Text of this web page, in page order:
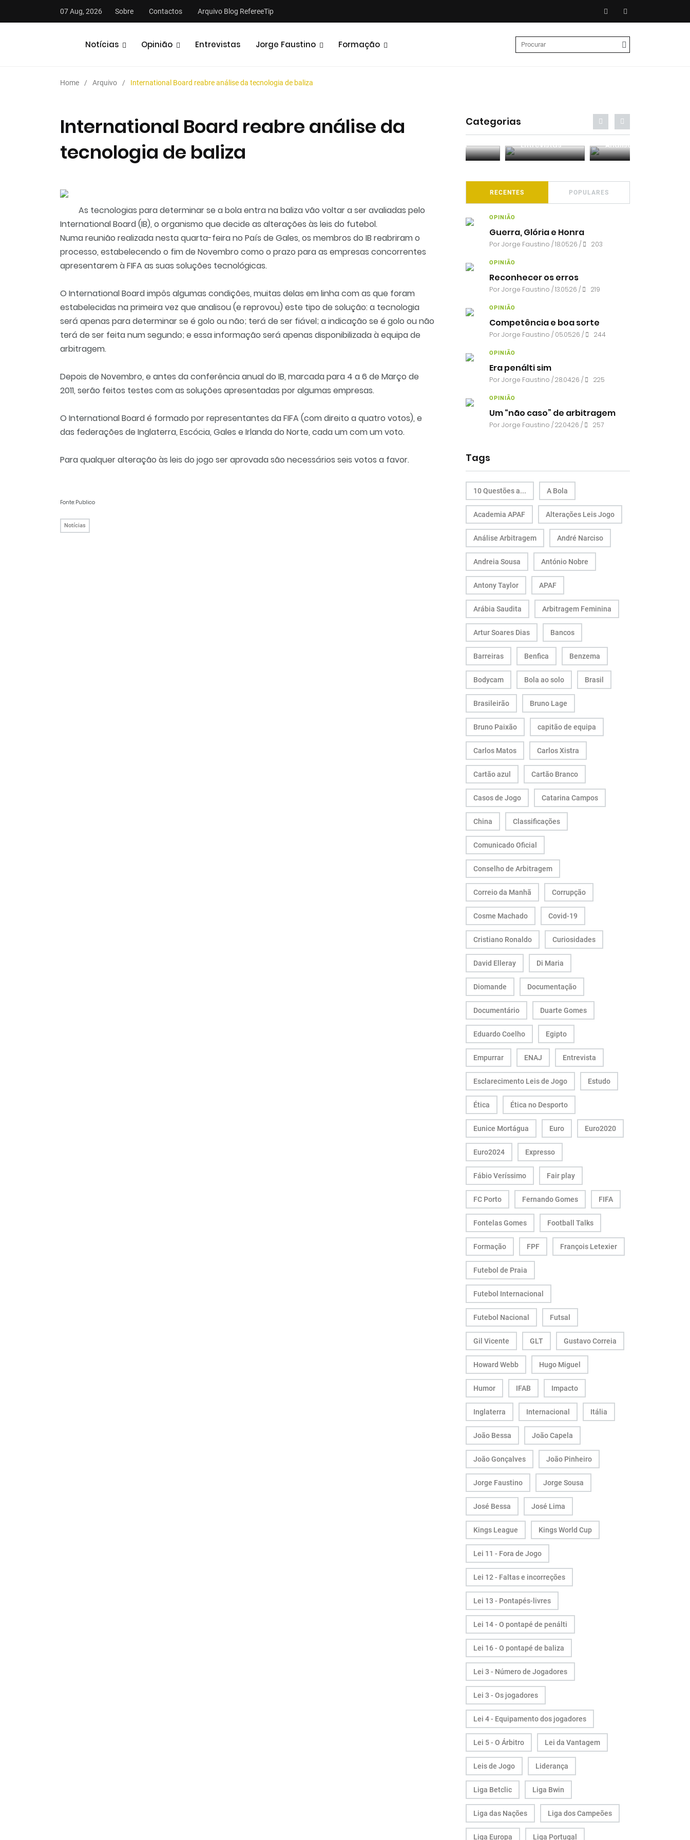
07 Aug, 2026 Sobre Contactos Arquivo Blog RefereeTip
Notícias Opinião Entrevistas Jorge Faustino Formação
Home Arquivo International Board reabre análise da tecnologia de baliza
International Board reabre análise da
tecnologia de baliza
As tecnologias para determinar se a bola entra na baliza vão voltar a ser avaliadas pelo
International Board (IB), o organismo que decide as alterações às leis do futebol.
Numa reunião realizada nesta quarta-feira no País de Gales, os membros do IB reabriram o
processo, estabelecendo o fim de Novembro como o prazo para as empresas concorrentes
apresentarem à FIFA as suas soluções tecnológicas.
O International Board impôs algumas condições, muitas delas em linha com as que foram
estabelecidas na primeira vez que analisou (e reprovou) este tipo de solução: a tecnologia
será apenas para determinar se é golo ou não; terá de ser fiável; a indicação se é golo ou não
terá de ser feita num segundo; e essa informação será apenas disponibilizada à equipa de
arbitragem.
Depois de Novembro, e antes da conferência anual do IB, marcada para 4 a 6 de Março de
2011, serão feitos testes com as soluções apresentadas por algumas empresas.
O International Board é formado por representantes da FIFA (com direito a quatro votos), e
das federações de Inglaterra, Escócia, Gales e Irlanda do Norte, cada um com um voto.
Para qualquer alteração às leis do jogo ser aprovada são necessários seis votos a favor.
Fonte: Publico
Notícias
Categorias
Análises Podcasts Entrevistas Análises
RECENTES POPULARES
OPINIÃO
Guerra, Glória e Honra
PorJorge Faustino / 18.05.26 / 203
OPINIÃO
Reconhecer os erros
PorJorge Faustino / 13.05.26 / 219
OPINIÃO
Competência e boa sorte
PorJorge Faustino / 05.05.26 / 244
OPINIÃO
Era penálti sim
PorJorge Faustino / 28.04.26 / 225
OPINIÃO
Um “não caso” de arbitragem
PorJorge Faustino / 22.04.26 / 257
Tags
10 Questões a... A Bola
Academia APAF Alterações Leis Jogo
Análise Arbitragem André Narciso
Andreia Sousa António Nobre
Antony Taylor APAF
Arábia Saudita Arbitragem Feminina
Artur Soares Dias Bancos
Barreiras Benfica Benzema
Bodycam Bola ao solo Brasil
Brasileirão Bruno Lage
Bruno Paixão capitão de equipa
Carlos Matos Carlos Xistra
Cartão azul Cartão Branco
Casos de Jogo Catarina Campos
China Classificações
Comunicado Oficial
Conselho de Arbitragem
Correio da Manhã Corrupção
Cosme Machado Covid-19
Cristiano Ronaldo Curiosidades
David Elleray Di Maria
Diomande Documentação
Documentário Duarte Gomes
Eduardo Coelho Egipto
Empurrar ENAJ Entrevista
Esclarecimento Leis de Jogo Estudo
Ética Ética no Desporto
Eunice Mortágua Euro Euro2020
Euro2024 Expresso
Fábio Veríssimo Fair play
FC Porto Fernando Gomes FIFA
Fontelas Gomes Football Talks
Formação FPF François Letexier
Futebol de Praia
Futebol Internacional
Futebol Nacional Futsal
Gil Vicente GLT Gustavo Correia
Howard Webb Hugo Miguel
Humor IFAB Impacto
Inglaterra Internacional Itália
João Bessa João Capela
João Gonçalves João Pinheiro
Jorge Faustino Jorge Sousa
José Bessa José Lima
Kings League Kings World Cup
Lei 11 - Fora de Jogo
Lei 12 - Faltas e incorreções
Lei 13 - Pontapés-livres
Lei 14 - O pontapé de penálti
Lei 16 - O pontapé de baliza
Lei 3 - Número de Jogadores
Lei 3 - Os jogadores
Lei 4 - Equipamento dos jogadores
Lei 5 - O Árbitro Lei da Vantagem
Leis de Jogo Liderança
Liga Betclic Liga Bwin
Liga das Nações Liga dos Campeões
Liga Europa Liga Portugal